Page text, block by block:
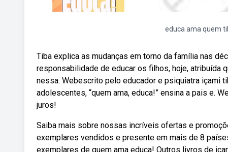
educa ama quem
Tiba explica as mudanças em torno da família nas
responsabilidade de educar os filhos, hoje, atribuída
nessa. Webescrito pelo educador e psiquiatra içami
adolescentes, “quem ama, educa!” ensina a pais e.
juros!
Saiba mais sobre nossas incríveis ofertas e
exemplares vendidos e presente em mais de 8
exemplares de quem ama educa! Outros livros de